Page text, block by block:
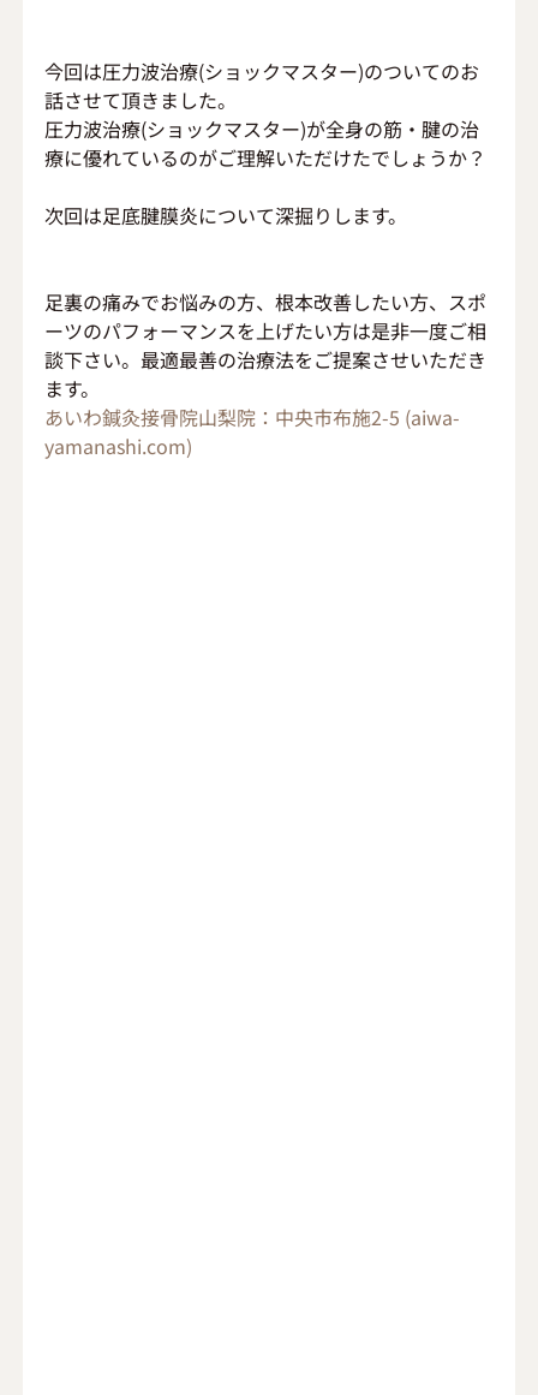
今回は圧力波治療(ショックマスター)のついてのお
話させて頂きました。
圧力波治療(ショックマスター)が全身の筋・腱の治
療に優れているのがご理解いただけたでしょうか？
次回は足底腱膜炎について深掘りします。
足裏の痛みでお悩みの方、根本改善したい方、スポ
ーツのパフォーマンスを上げたい方は是非一度ご相
談下さい。最適最善の治療法をご提案させいただき
ます。
あいわ鍼灸接骨院山梨院：中央市布施2-5 (aiwa-
yamanashi.com)